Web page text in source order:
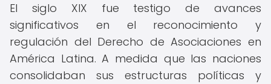
El siglo XIX fue testigo de avances
significativos en el reconocimiento y
regulación del Derecho de Asociaciones en
América Latina. A medida que las naciones
consolidaban sus estructuras políticas y